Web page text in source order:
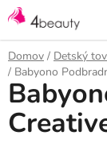
Prejsť
na
obsah
Domov / Detský
/ Babyono